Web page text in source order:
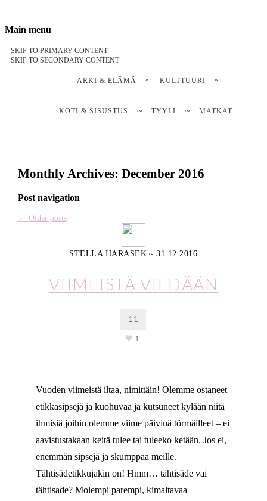
Notes on a life
Stella Harasek & Jarno Jussila
Main menu
SKIP TO PRIMARY CONTENT
SKIP TO SECONDARY CONTENT
ARKI & ELÄMÄ KULTTUURI
KOTI & SISUSTUS TYYLI MATKAT
Monthly Archives: December 2016
Post navigation
← Older posts
STELLA HARASEK ~31.12.2016
VIIMEISTÄ VIEDÄÄN
11
1
Vuoden viimeistä iltaa, nimittäin! Olemme ostaneet
etikkasipsejä ja kuohuvaa ja kutsuneet kylään niitä
ihmisiä joihin olemme viime päivinä törmäilleet – ei
aavistustakaan keitä tulee tai tuleeko ketään. Jos ei,
enemmän sipsejä ja skumppaa meille.
Tähtisädetikkujakin on! Hmm… tähtisäde vai
tähtisade? Molempi parempi, kimaltavaa